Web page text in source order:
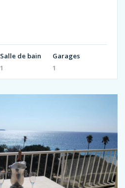
Salle de bain
1
Garages
1